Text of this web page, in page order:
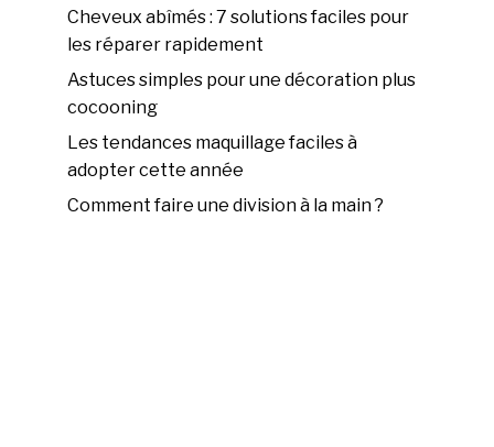
Cheveux abîmés : 7 solutions faciles pour
les réparer rapidement
Astuces simples pour une décoration plus
cocooning
Les tendances maquillage faciles à
adopter cette année
Comment faire une division à la main ?